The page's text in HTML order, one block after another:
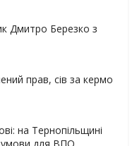
Дмитро Березко з
прав, сів за кермо
на Тернопільщині